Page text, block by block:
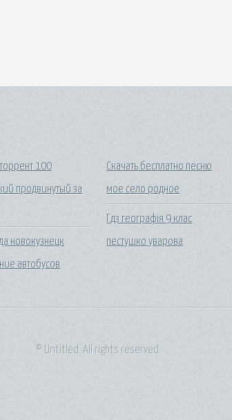
100
продвинутый за
новокузнецк
автобусов
Скачать бесплатно песню
мое село родное
Гдз географія 9 клас
пестушко уварова
© Untitled. All rights reserved.